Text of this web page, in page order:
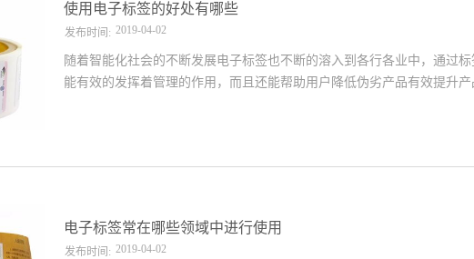
签的使用能够很大的减少物流在转仓的时候消耗的时间，同时识别过的电
使用电子标签的好处有哪些
发布时间: 2019-04-02
随着智能化社会的不断发展电子标签也不断的溶入到各行各业中，通过
能有效的发挥着管理的作用，而且还能帮助用户降低伪劣产品有效提升
理操作。下文小编就使用电子标签的好处为大家做出介绍：第1.可方便获
签进行实时数据采集并通过对比分析了解问题根源，而且由于标签能采
会通过电子标签来对产品实现保驾护航以防止在流动过程中出现意外，并
电子标签常在哪些领域中进行使用
发布时间: 2019-04-02